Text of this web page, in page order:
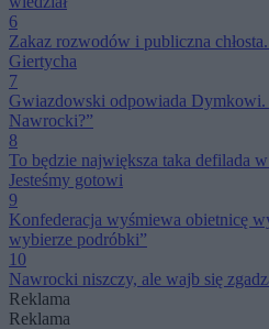
6
Zakaz rozwodów i publiczna
Giertycha
7
Gwiazdowski odpowiada Dymkowi.
Nawrocki?”
8
To będzie największa taka defilada
Jesteśmy gotowi
9
Konfederacja wyśmiewa obietnicę
wybierze podróbki”
10
Nawrocki niszczy, ale wajb się
Reklama
Reklama